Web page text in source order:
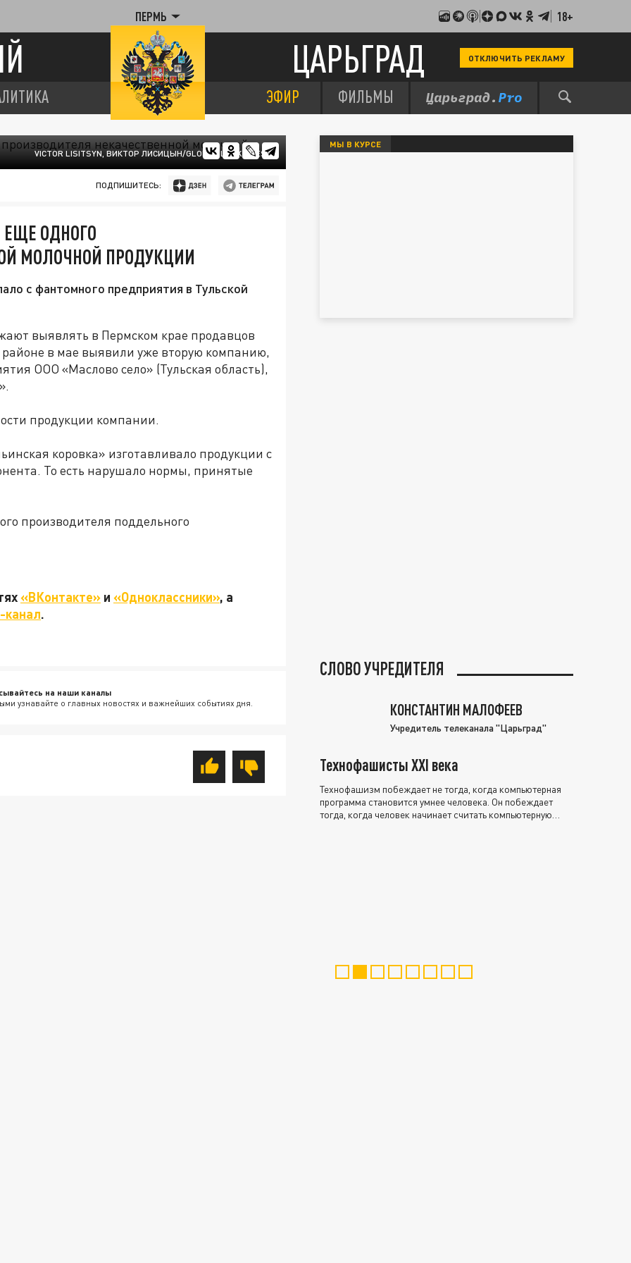
ПЕРМЬ 18+
ЦАРЬГРАД ОТКЛЮЧИТЬ РЕКЛАМУ
ЭФИР ФИЛЬМЫ
VICTOR LISITSYN, ВИКТОР ЛИСИЦЫН/GLOBAL LOOK PRESS
ПОДПИШИТЕСЬ:
ОДНОГО
МОЛОЧНОЙ ПРОДУКЦИИ
с фантомного предприятия в Тульской
выявлять в Пермском крае продавцов
в мае выявили уже вторую компанию,
ООО «Маслово село» (Тульская область),
продукции компании.
коровка» изготавливало продукции с
То есть нарушало нормы, принятые
производителя поддельного
«ВКонтакте» и «Одноклассники», а
канал.
на наши каналы
узнавайте о главных новостях и важнейших событиях дня.
МЫ В КУРСЕ
СЛОВО УЧРЕДИТЕЛЯ
КОНСТАНТИН МАЛОФЕЕВ
Учредитель телеканала "Царьград"
Технофашисты XXI века
Технофашизм побеждает не тогда, когда компьютерная
программа становится умнее человека. Он побеждает
тогда, когда человек начинает считать компьютерную